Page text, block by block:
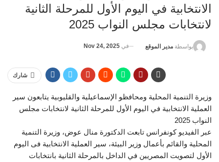
الانتخابية في اليوم الأول للمرحلة الثانية
لانتخابات مجلس النواب 2025
بواسطة مدير الموقع في Nov 24, 2025
شارك
وزيرة التنمية المحلية ومحافظو الإسماعيلية والقليوبية يتابعون سير
العملية الانتخابية في اليوم الأول للمرحلة الثانية لانتخابات مجلس
النواب 2025
عبر الفيديو كونفرانس تابعت الدكتورة منال عوض، وزيرة التنمية
المحلية والقائم بأعمال وزير البيئة، سير العملية الانتخابية فى اليوم
الأول لتصويت المصريين في الداخل بالمرحلة الثانية بانتخابات